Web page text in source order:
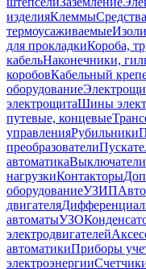
изделияКлеммы
термоусаживаемые
для прокладкиКороба,
кабельНаконечники,
коробовКабельный
оборудование
электрощитаШины
путевые, концевые
управленияРубильники
преобразователи
автоматикаВыключатели
нагрузкиКонтакторы
оборудованиеУЗИП
двигателя
автоматыУЗО
электродвигателей
автоматикиПриборы
электроэнергии